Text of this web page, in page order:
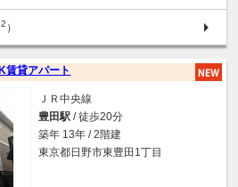
2 ）
賃貸アパート
ＪＲ中央線
豊田駅 / 徒歩20分
築年 13年 / 2階建
東京都日野市東豊田1丁目